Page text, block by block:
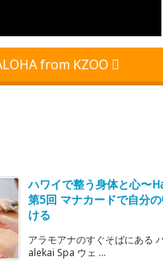
from KZOO
ハワイで整う身体と心〜
第5回 マナカードで自分
ける
アラモアナのすぐそばにある
alekai Spa ウェ ...